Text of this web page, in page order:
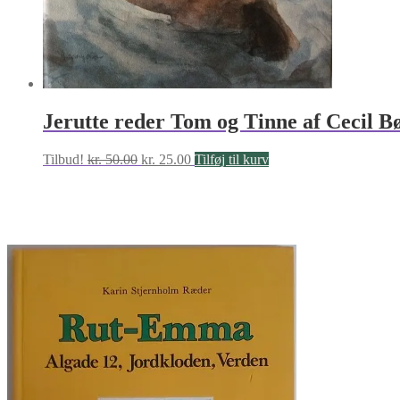
Jerutte reder Tom og Tinne af Cecil
Tilbud! kr.50.00 Den
kr. 25.00Den
Tilføj til kurv